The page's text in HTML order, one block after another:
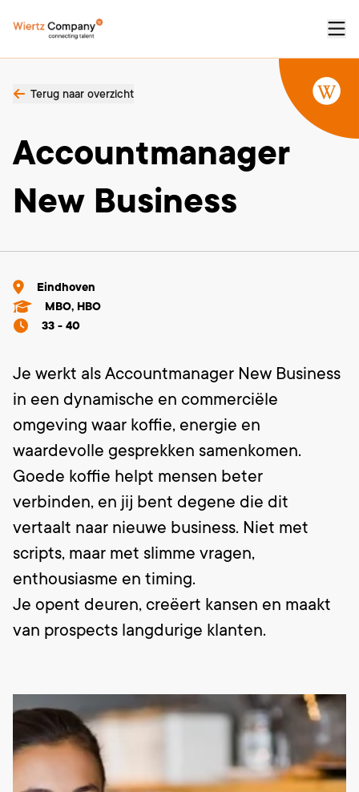
Terug naar overzicht
Accountmanager
New Business
Eindhoven
MBO, HBO
33 - 40
Je werkt als Accountmanager New Business
in een dynamische en commerciële
omgeving waar koffie, energie en
waardevolle gesprekken samenkomen.
Goede koffie helpt mensen beter
verbinden, en jij bent degene die dit
vertaalt naar nieuwe business. Niet met
scripts, maar met slimme vragen,
enthousiasme en timing.
Je opent deuren, creëert kansen en maakt
van prospects langdurige klanten.